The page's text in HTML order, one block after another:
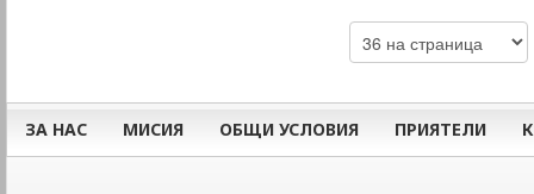
ЗА НАС МИСИЯ ОБЩИ УСЛОВИЯ ПРИЯТЕЛИ